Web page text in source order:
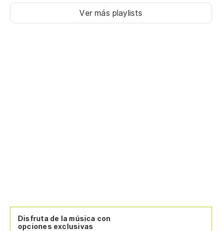
Ver más playlists
Disfruta de la música con
opciones exclusivas